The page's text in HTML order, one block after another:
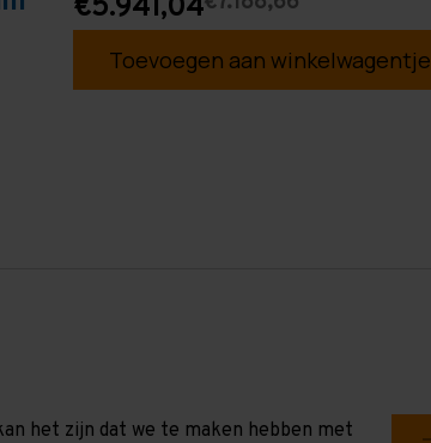
€5.941,04
Toevoegen aan winkelwagentje
het zijn dat we te maken hebben met